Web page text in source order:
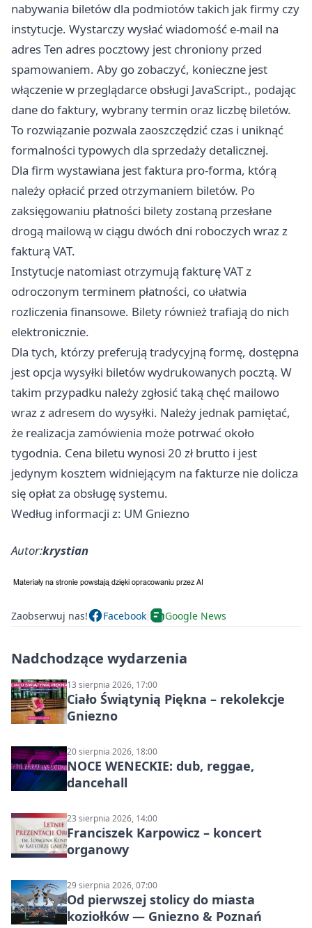
nabywania biletów dla podmiotów takich jak firmy czy
instytucje. Wystarczy wysłać wiadomość e-mail na
adres Ten adres pocztowy jest chroniony przed
spamowaniem. Aby go zobaczyć, konieczne jest
włączenie w przeglądarce obsługi JavaScript., podając
dane do faktury, wybrany termin oraz liczbę biletów.
To rozwiązanie pozwala zaoszczędzić czas i uniknąć
formalności typowych dla sprzedaży detalicznej.
Dla firm wystawiana jest faktura pro-forma, którą
należy opłacić przed otrzymaniem biletów. Po
zaksięgowaniu płatności bilety zostaną przesłane
drogą mailową w ciągu dwóch dni roboczych wraz z
fakturą VAT.
Instytucje natomiast otrzymują fakturę VAT z
odroczonym terminem płatności, co ułatwia
rozliczenia finansowe. Bilety również trafiają do nich
elektronicznie.
Dla tych, którzy preferują tradycyjną formę, dostępna
jest opcja wysyłki biletów wydrukowanych pocztą. W
takim przypadku należy zgłosić taką chęć mailowo
wraz z adresem do wysyłki. Należy jednak pamiętać,
że realizacja zamówienia może potrwać około
tygodnia. Cena biletu wynosi 20 zł brutto i jest
jedynym kosztem widniejącym na fakturze nie dolicza
się opłat za obsługę systemu.
Według informacji z: UM Gniezno
Autor:krystian
Zaobserwuj nas! Facebook Google News
Nadchodzące wydarzenia
13 sierpnia 2026, 17:00
Ciało Świątynią Piękna – rekolekcje
Gniezno
20 sierpnia 2026, 18:00
NOCE WENECKIE: dub, reggae,
dancehall
23 sierpnia 2026, 14:00
Franciszek Karpowicz – koncert
organowy
29 sierpnia 2026, 07:00
Od pierwszej stolicy do miasta
koziołków — Gniezno & Poznań